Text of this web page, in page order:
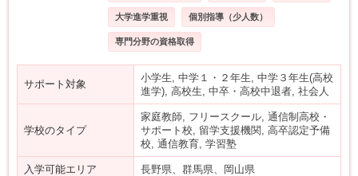
大学進学重視 個別指導（少人数）
専門分野の資格取得
サポート対象
小学生, 中学１・２年生, 中学３年生(高校
進学), 高校生, 中卒・高校中退者, 社会人
学校のタイプ
家庭教師, フリースクール, 通信制高校・
サポート校, 留学支援機関, 高卒認定予備
校, 通信教育, 学習塾
入学可能エリア 長野県、群馬県、岡山県